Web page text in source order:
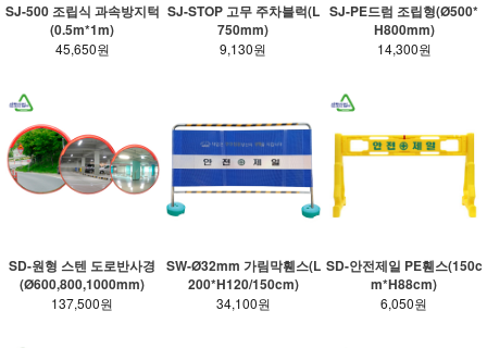
SJ-500 조립식 과속방지턱
(0.5m*1m)
45,650원
SJ-STOP 고무 주차블럭(L
750mm)
9,130원
SJ-PE드럼 조립형(Ø500*
H800mm)
14,300원
SD-원형 스텐 도로반사경
(Ø600,800,1000mm)
137,500원
SW-Ø32mm 가림막휀스(L
200*H120/150cm)
34,100원
SD-안전제일 PE휀스(150c
m*H88cm)
6,050원